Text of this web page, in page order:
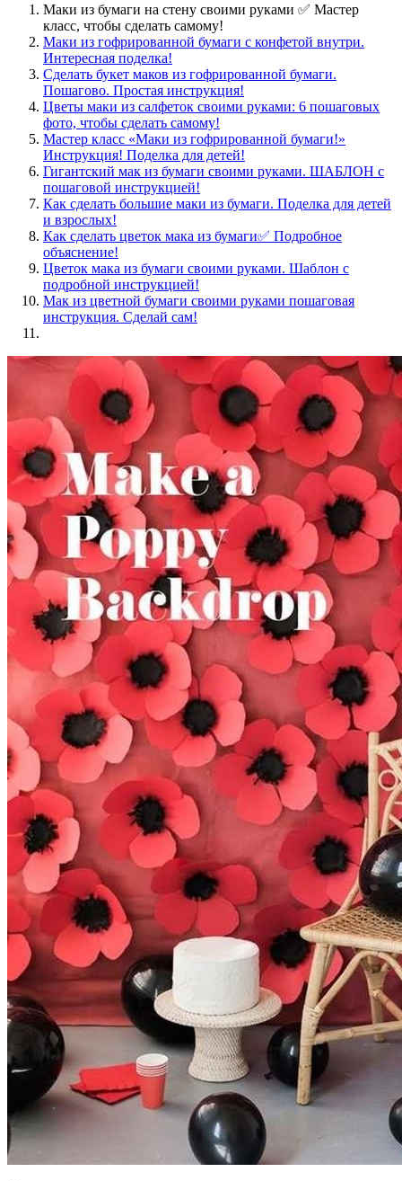
Маки из бумаги на стену своими руками ✅ Мастер
класс, чтобы сделать самому!
Маки из гофрированной бумаги с конфетой внутри.
Интересная поделка!
Сделать букет маков из гофрированной бумаги.
Пошагово. Простая инструкция!
Цветы маки из салфеток своими руками: 6 пошаговых
фото, чтобы сделать самому!
Мастер класс «Маки из гофрированной бумаги!»
Инструкция! Поделка для детей!
Гигантский мак из бумаги своими руками. ШАБЛОН с
пошаговой инструкцией!
Как сделать большие маки из бумаги. Поделка для детей
и взрослых!
Как сделать цветок мака из бумаги✅ Подробное
объяснение!
Цветок мака из бумаги своими руками. Шаблон с
подробной инструкцией!
Мак из цветной бумаги своими руками пошаговая
инструкция. Сделай сам!